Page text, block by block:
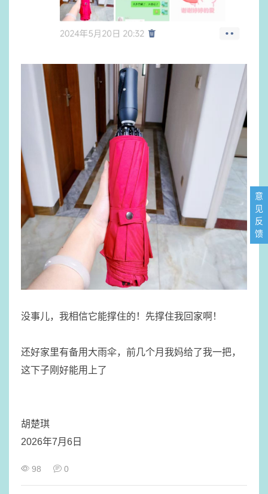
​没事儿，我相信它能撑住的！先撑住我回家啊！
​还好家里有备用大雨伞，前几个月我妈给了我一把，
这下子刚好能用上了
胡楚琪
2026年7月6日
98 0
意
见
反
馈